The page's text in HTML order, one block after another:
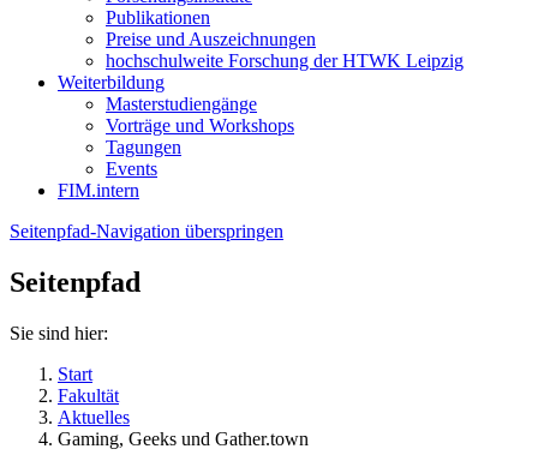
Publikationen
Preise und Auszeichnungen
hochschulweite Forschung der HTWK Leipzig
Weiterbildung
Masterstudiengänge
Vorträge und Workshops
Tagungen
Events
FIM.intern
Seitenpfad-Navigation überspringen
Seitenpfad
Sie sind hier:
Start
Fakultät
Aktuelles
Gaming, Geeks und Gather.town